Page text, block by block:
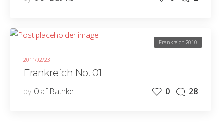
2011/02/23
Frankreich 2010
Frankreich No. 01
by Olaf Bathke 0 28